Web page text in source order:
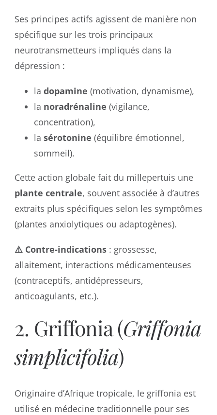
Ses principes actifs agissent de manière non
spécifique sur les trois principaux
neurotransmetteurs impliqués dans la
dépression :
la dopamine (motivation, dynamisme),
la noradrénaline (vigilance,
concentration),
la sérotonine (équilibre émotionnel,
sommeil).
Cette action globale fait du millepertuis une
plante centrale, souvent associée à d’autres
extraits plus spécifiques selon les symptômes
(plantes anxiolytiques ou adaptogènes).
⚠️ Contre-indications: grossesse,
allaitement, interactions médicamenteuses
(contraceptifs, antidépresseurs,
anticoagulants, etc.).
2. Griffonia (Griffonia
simplicifolia)
Originaire d’Afrique tropicale, le griffonia est
utilisé en médecine traditionnelle pour ses